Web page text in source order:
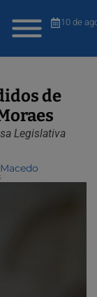
10 de
de
Legislativa